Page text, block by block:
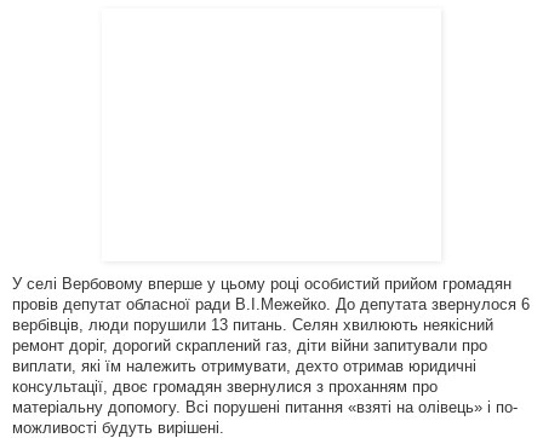
У селі Вербовому вперше у цьому році особистий прийом громадян
провів депутат обласної ради В.І.Межейко. До депутата звернулося 6
вербівців, люди порушили 13 питань. Селян хвилюють неякісний
ремонт доріг, дорогий скраплений газ, діти війни запитували про
виплати, які їм належить отримувати, дехто отримав юридичні
консультації, двоє громадян звернулися з проханням про
матеріальну допомогу. Всі порушені питання «взяті на олівець» і по-
можливості будуть вирішені.